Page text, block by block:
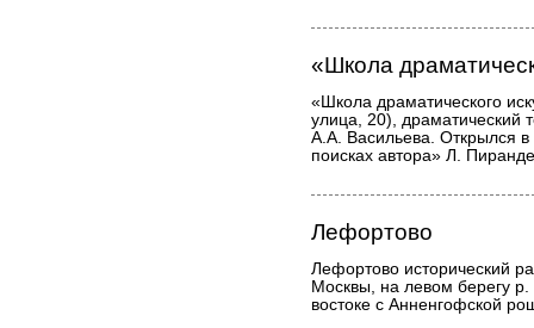
«Школа
«Школа драматического
улица, 20), драматический
А.А. Васильева. Открылся
поисках автора» Л.
Лефортово
Лефортово исторический
Москвы, на левом берегу
востоке с Анненгофской